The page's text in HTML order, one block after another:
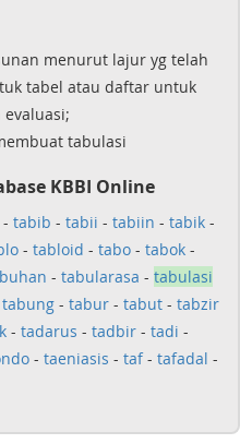
menurut lajur yg telah
tabel atau daftar untuk
tabulasi
KBBI Online
- tabib - tabii - tabiin - tabik -
- tabloid - tabo - tabok -
- tabularasa - tabulasi
tabung - tabur - tabut - tabzir
- tadarus - tadbir - tadi -
- taeniasis - taf- tafadal -